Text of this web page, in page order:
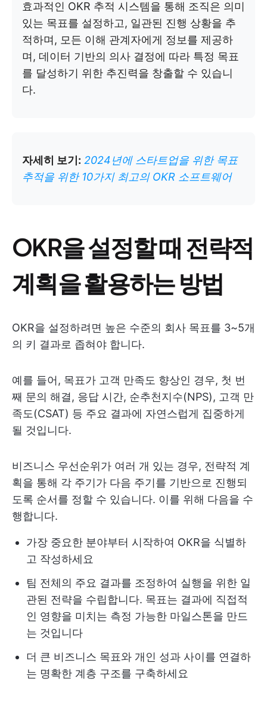
효과적인 OKR 추적 시스템을 통해 조직은 의미
있는 목표를 설정하고, 일관된 진행 상황을 추
적하며, 모든 이해 관계자에게 정보를 제공하
며, 데이터 기반의 의사 결정에 따라 특정 목표
를 달성하기 위한 추진력을 창출할 수 있습니
다.
자세히 보기: 2024년에 스타트업을 위한 목표
추적을 위한 10가지 최고의 OKR 소프트웨어
OKR을 설정할 때 전략적
계획을 활용하는 방법
OKR을 설정하려면 높은 수준의 회사 목표를 3~5개
의 키 결과로 좁혀야 합니다.
예를 들어, 목표가 고객 만족도 향상인 경우, 첫 번
째 문의 해결, 응답 시간, 순추천지수(NPS), 고객 만
족도(CSAT) 등 주요 결과에 자연스럽게 집중하게
될 것입니다.
비즈니스 우선순위가 여러 개 있는 경우, 전략적 계
획을 통해 각 주기가 다음 주기를 기반으로 진행되
도록 순서를 정할 수 있습니다. 이를 위해 다음을 수
행합니다.
가장 중요한 분야부터 시작하여 OKR을 식별하
고 작성하세요
팀 전체의 주요 결과를 조정하여 실행을 위한 일
관된 전략을 수립합니다. 목표는 결과에 직접적
인 영향을 미치는 측정 가능한 마일스톤을 만드
는 것입니다
더 큰 비즈니스 목표와 개인 성과 사이를 연결하
는 명확한 계층 구조를 구축하세요